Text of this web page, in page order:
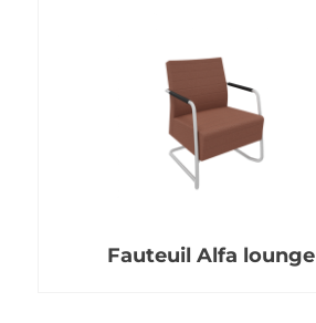
Fauteuil Alfa lounge